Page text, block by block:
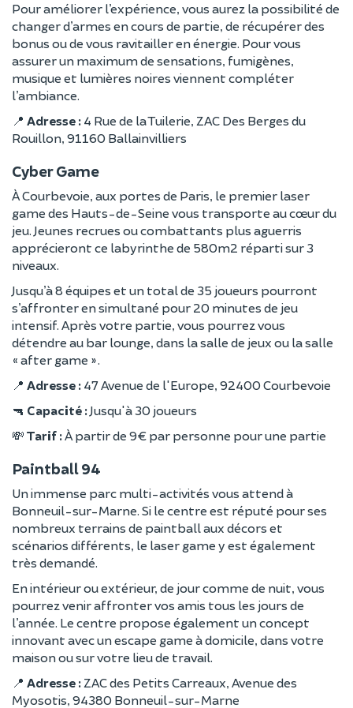
Pour améliorer l’expérience, vous aurez la possibilité de
changer d’armes en cours de partie, de récupérer des
bonus ou de vous ravitailler en énergie. Pour vous
assurer un maximum de sensations, fumigènes,
musique et lumières noires viennent compléter
l’ambiance.
📍 Adresse : 4 Rue de la Tuilerie, ZAC Des Berges du
Rouillon, 91160 Ballainvilliers
Cyber Game
À Courbevoie, aux portes de Paris, le premier laser
game des Hauts-de-Seine vous transporte au cœur du
jeu. Jeunes recrues ou combattants plus aguerris
apprécieront ce labyrinthe de 580m2 réparti sur 3
niveaux.
Jusqu’à 8 équipes et un total de 35 joueurs pourront
s’affronter en simultané pour 20 minutes de jeu
intensif. Après votre partie, vous pourrez vous
détendre au bar lounge, dans la salle de jeux ou la salle
« after game ».
📍 Adresse : 47 Avenue de l'Europe, 92400 Courbevoie
🔫 Capacité : Jusqu'à 30 joueurs
💸 Tarif :À partir de 9 € par personne pour une partie
Paintball 94
Un immense parc multi-activités vous attend à
Bonneuil-sur-Marne. Si le centre est réputé pour ses
nombreux terrains de paintball aux décors et
scénarios différents, le laser game y est également
très demandé.
En intérieur ou extérieur, de jour comme de nuit, vous
pourrez venir affronter vos amis tous les jours de
l’année. Le centre propose également un concept
innovant avec un escape game à domicile, dans votre
maison ou sur votre lieu de travail.
📍 Adresse : ZAC des Petits Carreaux, Avenue des
Myosotis, 94380 Bonneuil-sur-Marne